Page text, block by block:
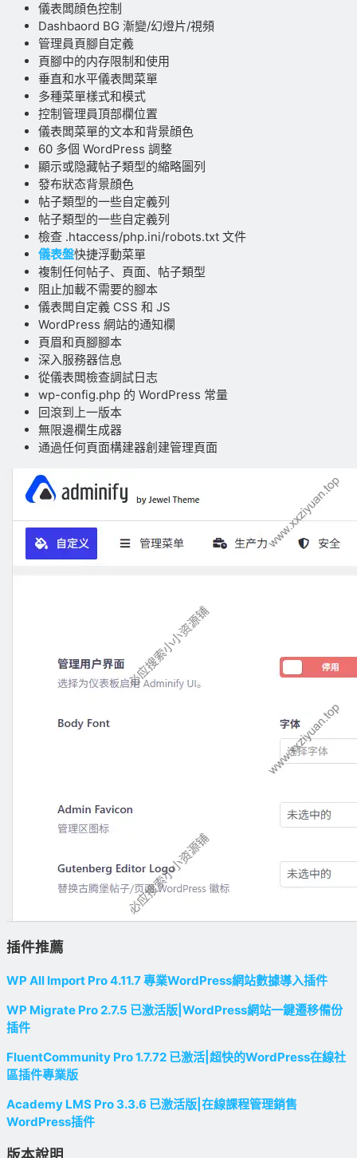
儀表闆顔色控制
Dashbaord BG 漸變/幻燈片/視頻
管理員頁腳自定義
頁腳中的内存限制和使用
垂直和水平儀表闆菜單
多種菜單樣式和模式
控制管理員頂部欄位置
儀表闆菜單的文本和背景顔色
60 多個 WordPress 調整
顯示或隐藏帖子類型的縮略圖列
發布狀态背景顔色
帖子類型的一些自定義列
帖子類型的一些自定義列
檢查 .htaccess/php.ini/robots.txt 文件
儀表盤快捷浮動菜單
複制任何帖子、頁面、帖子類型
阻止加載不需要的腳本
儀表闆自定義 CSS 和 JS
WordPress 網站的通知欄
頁眉和頁腳腳本
深入服務器信息
從儀表闆檢查調試日志
wp-config.php 的 WordPress 常量
回滾到上一版本
無限邊欄生成器
通過任何頁面構建器創建管理頁面
插件推薦
WP All Import Pro 4.11.7 專業WordPress網站數據導入插件
WP Migrate Pro 2.7.5 已激活版|WordPress網站一鍵遷移備份
插件
FluentCommunity Pro 1.7.72 已激活|超快的WordPress在線社
區插件專業版
Academy LMS Pro 3.3.6 已激活版|在線課程管理銷售
WordPress插件
版本說明